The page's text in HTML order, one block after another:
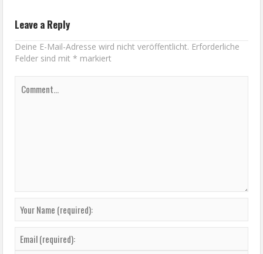
Leave a Reply
Deine E-Mail-Adresse wird nicht veröffentlicht. Erforderliche
Felder sind mit* markiert